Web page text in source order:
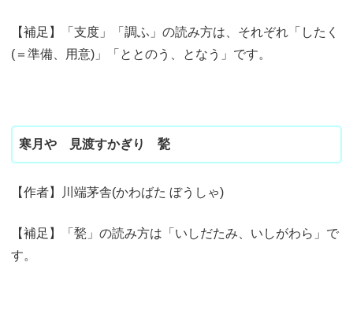
【補足】「支度」「調ふ」の読み方は、それぞれ「したく
(＝準備、用意)」「ととのう、となう」です。
寒月や 見渡すかぎり 甃
【作者】川端茅舎(かわばた ぼうしゃ)
【補足】「甃」の読み方は「いしだたみ、いしがわら」で
す。